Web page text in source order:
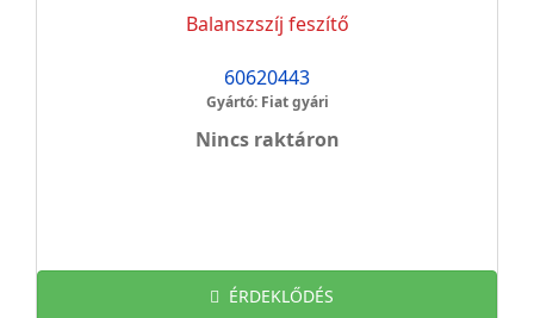
Balanszszíj feszítő
60620443
Gyártó: Fiat gyári
Nincs raktáron
ÉRDEKLŐDÉS